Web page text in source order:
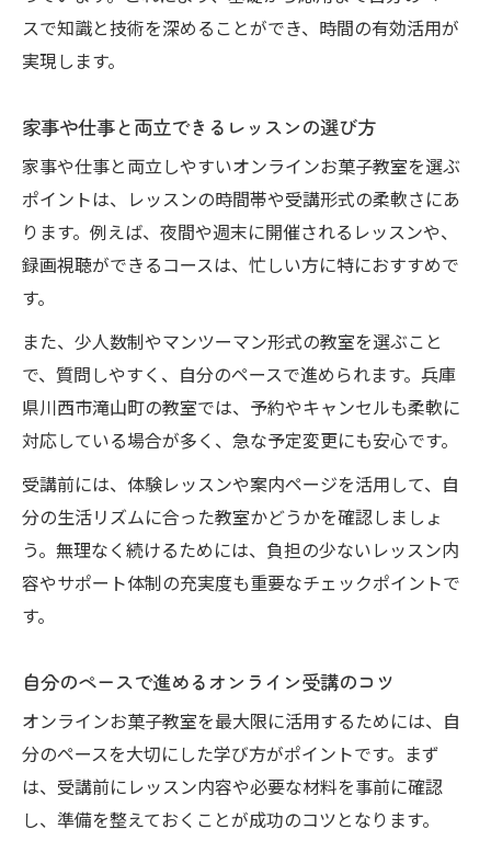
スで知識と技術を深めることができ、時間の有効活用が
実現します。
家事や仕事と両立できるレッスンの選び方
家事や仕事と両立しやすいオンラインお菓子教室を選ぶ
ポイントは、レッスンの時間帯や受講形式の柔軟さにあ
ります。例えば、夜間や週末に開催されるレッスンや、
録画視聴ができるコースは、忙しい方に特におすすめで
す。
また、少人数制やマンツーマン形式の教室を選ぶこと
で、質問しやすく、自分のペースで進められます。兵庫
県川西市滝山町の教室では、予約やキャンセルも柔軟に
対応している場合が多く、急な予定変更にも安心です。
受講前には、体験レッスンや案内ページを活用して、自
分の生活リズムに合った教室かどうかを確認しましょ
う。無理なく続けるためには、負担の少ないレッスン内
容やサポート体制の充実度も重要なチェックポイントで
す。
自分のペースで進めるオンライン受講のコツ
オンラインお菓子教室を最大限に活用するためには、自
分のペースを大切にした学び方がポイントです。まず
は、受講前にレッスン内容や必要な材料を事前に確認
し、準備を整えておくことが成功のコツとなります。